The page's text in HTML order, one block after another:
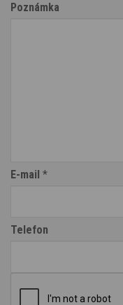
Poznámka
E-mail *
Telefon